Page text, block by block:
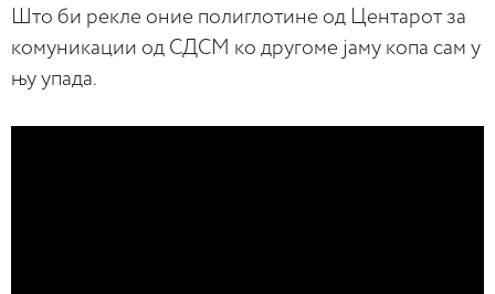
Што би рекле оние полиглотине од Центарот за
комуникации од СДСМ ко другоме јаму копа сам у
њу упада.